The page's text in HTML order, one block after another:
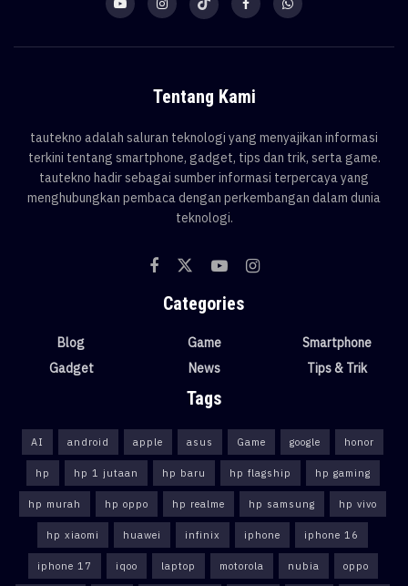
Tentang Kami
tautekno adalah saluran teknologi yang menyajikan informasi
terkini tentang smartphone, gadget, tips dan trik, serta game.
tautekno hadir sebagai sumber informasi terpercaya yang
menghubungkan pembaca dengan perkembangan dalam dunia
teknologi.
Categories
Blog
Gadget
Game
News
Smartphone
Tips & Trik
Tags
AI android apple asus Game google honor
hp hp 1 jutaan hp baru hp flagship hp gaming
hp murah hp oppo hp realme hp samsung hp vivo
hp xiaomi huawei infinix iphone iphone 16
iphone 17 iqoo laptop motorola nubia oppo